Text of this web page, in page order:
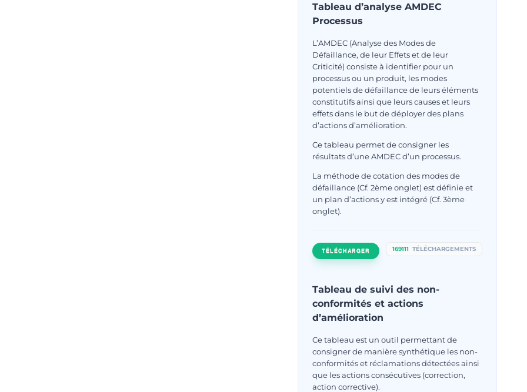
Tableau d’analyse AMDEC
Processus
L’AMDEC (Analyse des Modes de
Défaillance, de leur Effets et de leur
Criticité) consiste à identifier pour un
processus ou un produit, les modes
potentiels de défaillance de leurs éléments
constitutifs ainsi que leurs causes et leurs
effets dans le but de déployer des plans
d’actions d’amélioration.
Ce tableau permet de consigner les
résultats d’une AMDEC d’un processus.
La méthode de cotation des modes de
défaillance (Cf. 2ème onglet) est définie et
un plan d’actions y est intégré (Cf. 3ème
onglet).
TÉLÉCHARGER 169111 TÉLÉCHARGEMENTS
Tableau de suivi des non-
conformités et actions
d’amélioration
Ce tableau est un outil permettant de
consigner de manière synthétique les non-
conformités et réclamations détectées ainsi
que les actions consécutives (correction,
action corrective).